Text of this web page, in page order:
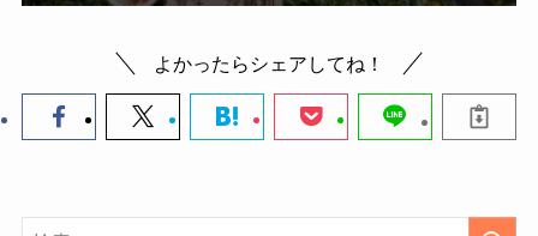
よかったらシェアしてね！